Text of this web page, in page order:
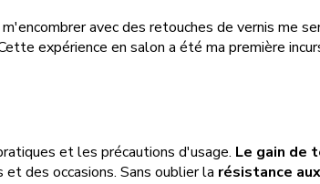
avec des retouches de vernis
expérience en salon a été ma première
et les précautions d'usage. Le gain de
des occasions. Sans oublier la résistance